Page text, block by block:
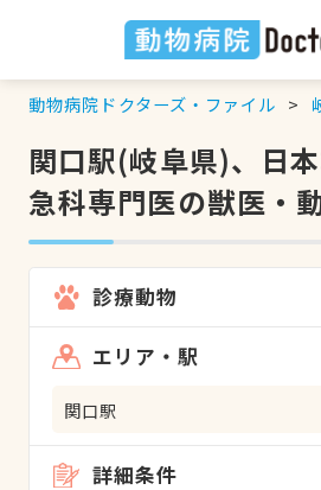
動物病院ドクターズ・ファイル
関口駅(岐阜県)、日
急科専門医の獣医・
診療動物
エリア・駅
関口駅
詳細条件